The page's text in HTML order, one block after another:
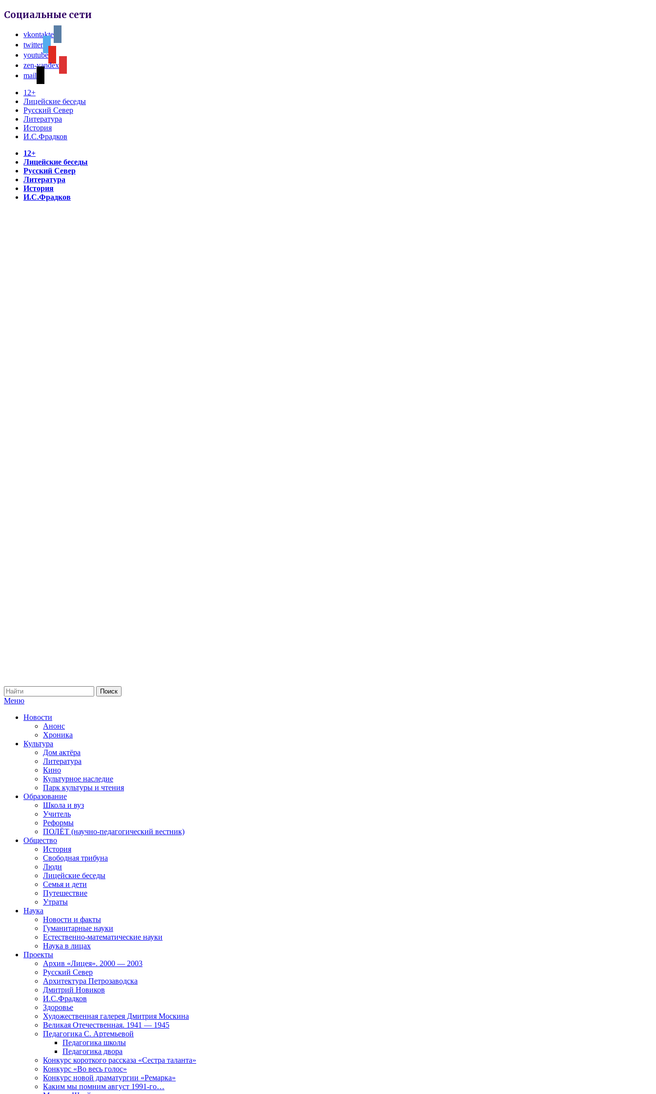
Социальные сети
vkontakte
twitter
youtube
zen-yandex
mail
12+
Лицейские беседы
Русский Север
Литература
История
И.С.Фрадков
12+
Лицейские беседы
Русский Север
Литература
История
И.С.Фрадков
Меню
Новости
Анонс
Хроника
Культура
Дом актёра
Литература
Кино
Культурное наследие
Парк культуры и чтения
Образование
Школа и вуз
Учитель
Реформы
ПОЛЁТ (научно-педагогический вестник)
Общество
История
Свободная трибуна
Люди
Лицейские беседы
Семья и дети
Путешествие
Утраты
Наука
Новости и факты
Гуманитарные науки
Естественно-математические науки
Наука в лицах
Проекты
Архив «Лицея». 2000 — 2003
Русский Север
Архитектура Петрозаводска
Дмитрий Новиков
И.С.Фрадков
Здоровье
Художественная галерея Дмитрия Москина
Великая Отечественная. 1941 — 1945
Педагогика С. Артемьевой
Педагогика школы
Педагогика двора
Конкурс короткого рассказа «Сестра таланта»
Конкурс «Во весь голос»
Конкурс новой драматургии «Ремарка»
Каким мы помним август 1991-го…